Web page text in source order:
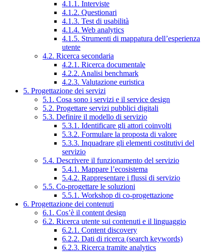
4.1.1. Interviste
4.1.2. Questionari
4.1.3. Test di usabilità
4.1.4. Web analytics
4.1.5. Strumenti di mappatura dell’esperienza
utente
4.2. Ricerca secondaria
4.2.1. Ricerca documentale
4.2.2. Analisi benchmark
4.2.3. Valutazione euristica
5. Progettazione dei servizi
5.1. Cosa sono i servizi e il service design
5.2. Progettare servizi pubblici digitali
5.3. Definire il modello di servizio
5.3.1. Identificare gli attori coinvolti
5.3.2. Formulare la proposta di valore
5.3.3. Inquadrare gli elementi costitutivi del
servizio
5.4. Descrivere il funzionamento del servizio
5.4.1. Mappare l’ecosistema
5.4.2. Rappresentare i flussi di servizio
5.5. Co-progettare le soluzioni
5.5.1. Workshop di co-progettazione
6. Progettazione dei contenuti
6.1. Cos’è il content design
6.2. Ricerca utente sui contenuti e il linguaggio
6.2.1. Content discovery
6.2.2. Dati di ricerca (search keywords)
6.2.3. Ricerca tramite analytics